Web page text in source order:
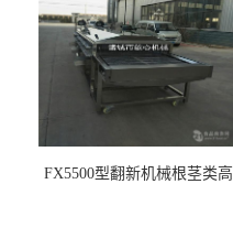
FX5500型翻新机械根茎类高